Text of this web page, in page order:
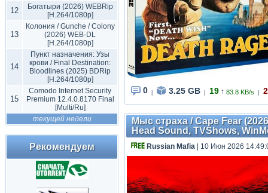
12
Богатыри (2026) WEBRip
[H.264/1080p]
13
Колония / Gunche / Colony
(2026) WEB-DL
[H.264/1080p]
14
Пункт назначения: Узы
крови / Final Destination:
Bloodlines (2025) BDRip
[H.264/1080p]
15
Comodo Internet Security
Premium 12.4.0.8170 Final
[Multi/Ru]
текущей недели
Рекомендуем
0 3.25 GB 19 ↑ 83.8 KB/s 2
Мыс страха / Cape Fear
Head Sound, TVShows,
Russian Mafia | 10 Июн 2026